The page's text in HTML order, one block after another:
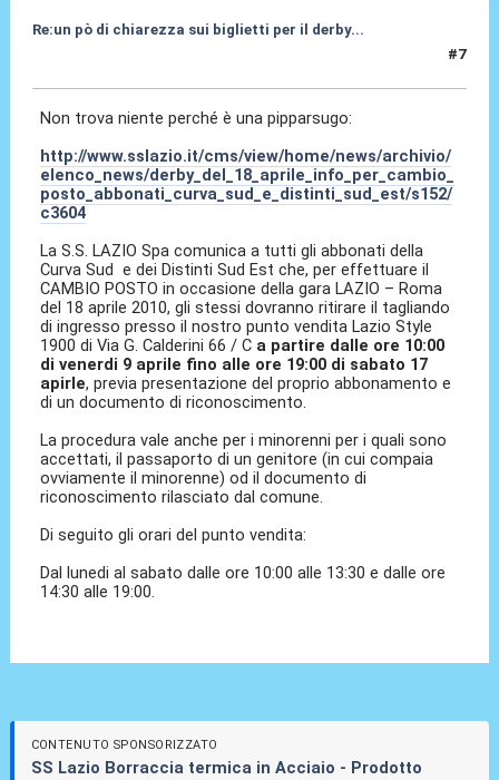
Re:un pò di chiarezza sui biglietti per il derby...
#7
Non trova niente perché è una pipparsugo:
http://www.sslazio.it/cms/view/home/news/archivio/
elenco_news/derby_del_18_aprile_info_per_cambio_
posto_abbonati_curva_sud_e_distinti_sud_est/s152/
c3604
La S.S. LAZIO Spa comunica a tutti gli abbonati della
Curva Sud e dei Distinti Sud Est che, per effettuare il
CAMBIO POSTO in occasione della gara LAZIO – Roma
del 18 aprile 2010, gli stessi dovranno ritirare il tagliando
di ingresso presso il nostro punto vendita Lazio Style
1900 di Via G. Calderini 66 / C a partire dalle ore 10:00
di venerdi 9 aprile fino alle ore 19:00 di sabato 17
apirle, previa presentazione del proprio abbonamento e
di un documento di riconoscimento.
La procedura vale anche per i minorenni per i quali sono
accettati, il passaporto di un genitore (in cui compaia
ovviamente il minorenne) od il documento di
riconoscimento rilasciato dal comune.
Di seguito gli orari del punto vendita:
Dal lunedi al sabato dalle ore 10:00 alle 13:30 e dalle ore
14:30 alle 19:00.
CONTENUTO SPONSORIZZATO
SS Lazio Borraccia termica in Acciaio - Prodotto